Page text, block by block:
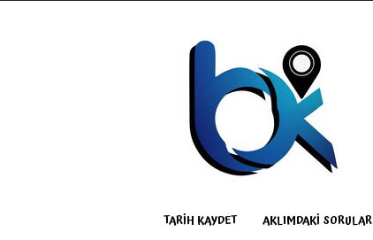
TARIH KAYDET AKLIMDAKI SORULAR